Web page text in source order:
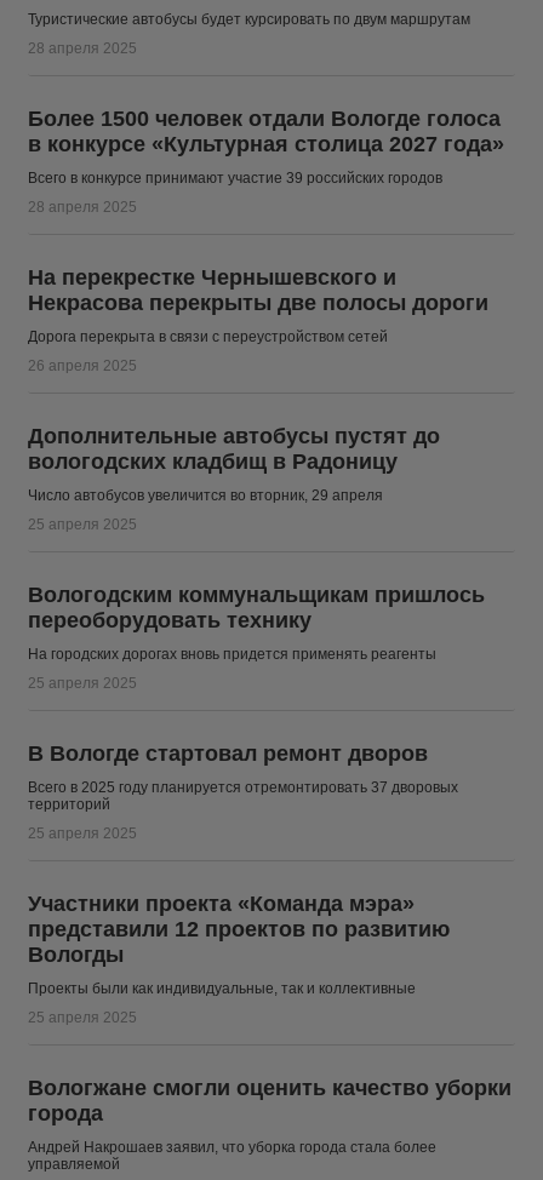
Туристические автобусы будет курсировать по двум маршрутам
28 апреля 2025
Более 1500 человек отдали Вологде голоса
в конкурсе «Культурная столица 2027 года»
Всего в конкурсе принимают участие 39 российских городов
28 апреля 2025
На перекрестке Чернышевского и
Некрасова перекрыты две полосы дороги
Дорога перекрыта в связи с переустройством сетей
26 апреля 2025
Дополнительные автобусы пустят до
вологодских кладбищ в Радоницу
Число автобусов увеличится во вторник, 29 апреля
25 апреля 2025
Вологодским коммунальщикам пришлось
переоборудовать технику
На городских дорогах вновь придется применять реагенты
25 апреля 2025
В Вологде стартовал ремонт дворов
Всего в 2025 году планируется отремонтировать 37 дворовых
территорий
25 апреля 2025
Участники проекта «Команда мэра»
представили 12 проектов по развитию
Вологды
Проекты были как индивидуальные, так и коллективные
25 апреля 2025
Вологжане смогли оценить качество уборки
города
Андрей Накрошаев заявил, что уборка города стала более
управляемой